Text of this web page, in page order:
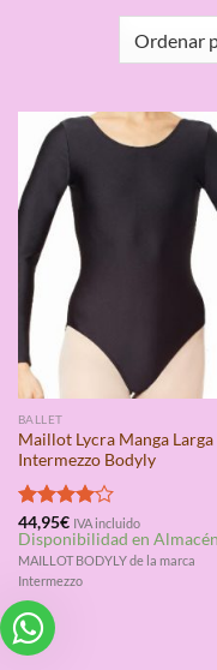
BALLET
Maillot Lycra Manga Larga
Intermezzo Bodyly
Valorado
con4.00
de 5
44,95€ IVA incluido
Disponibilidad en Almacén
MAILLOT BODYLY de la marca
Intermezzo